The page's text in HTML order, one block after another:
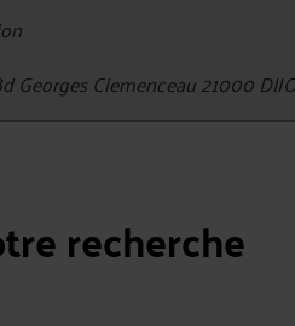
Georges Clemenceau 21000
recherche